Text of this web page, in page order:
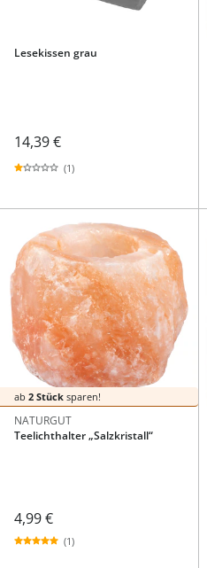
Lesekissen grau
14,39 €
(1)
ab 2 Stück sparen!
NATURGUT
Teelichthalter „Salzkristall“
4,99 €
(1)